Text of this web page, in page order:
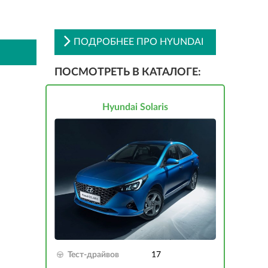
ПОДРОБНЕЕ ПРО HYUNDAI
ПОСМОТРЕТЬ В КАТАЛОГЕ:
Hyundai Solaris
Тест-драйвов 17